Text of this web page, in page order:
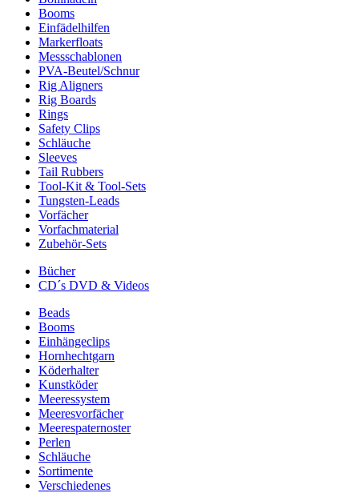
Booms
Einfädelhilfen
Markerfloats
Messschablonen
PVA-Beutel/Schnur
Rig Aligners
Rig Boards
Rings
Safety Clips
Schläuche
Sleeves
Tail Rubbers
Tool-Kit & Tool-Sets
Tungsten-Leads
Vorfächer
Vorfachmaterial
Zubehör-Sets
Bücher
CD´s DVD & Videos
Beads
Booms
Einhängeclips
Hornhechtgarn
Köderhalter
Kunstköder
Meeressystem
Meeresvorfächer
Meerespaternoster
Perlen
Schläuche
Sortimente
Verschiedenes